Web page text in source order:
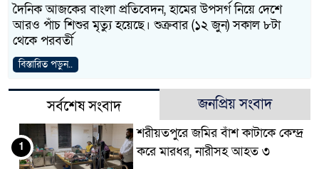
দৈনিক আজকের বাংলা প্রতিবেদন, হামের উপসর্গ নিয়ে দেশে
আরও পাঁচ শিশুর মৃত্যু হয়েছে। শুক্রবার (১২ জুন) সকাল ৮টা
থেকে পরবর্তী
বিস্তারিত পড়ুন..
সর্বশেষ সংবাদ জনপ্রিয় সংবাদ
শরীয়তপুরে জমির বাঁশ কাটাকে কেন্দ্র
করে মারধর, নারীসহ আহত ৩
1